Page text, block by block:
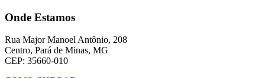
Onde Estamos
Rua Major Manoel Antônio, 208
Centro, Pará de Minas, MG
CEP: 35660-010